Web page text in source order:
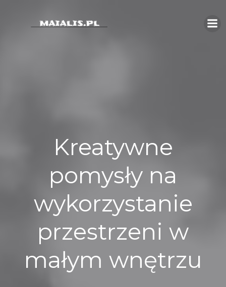
Kreatywne
pomysły na
wykorzystanie
przestrzeni w
małym wnętrzu